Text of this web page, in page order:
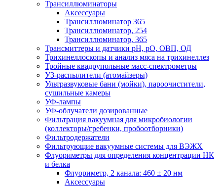
Трансиллюминаторы
Аксессуары
Трансиллюминатор 365
Трансиллюминатор, 254
Трансиллюминатор, 365
Трансмиттеры и датчики рН, рО, ОВП, ОД
Трихинеллоскопы и анализ мяса на трихинеллез
Тройные квадрупольные масс-спектрометры
УЗ-распылители (атомайзеры)
Ультразвуковые бани (мойки), пароочистители,
сушильные камеры
УФ-лампы
УФ-облучатели дозированные
Фильтрация вакуумная для микробиологии
(коллекторы/гребенки, пробоотборники)
Фильтродержатели
Фильтрующие вакуумные системы для ВЭЖХ
Флуориметры для определения концентрации НК
и белка
Флуориметр, 2 канала: 460 ± 20 нм
Аксессуары